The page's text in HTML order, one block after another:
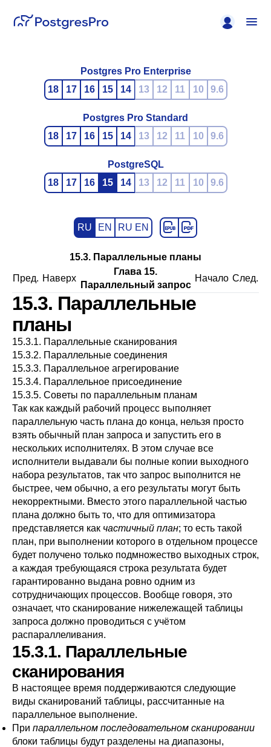
Postgres Pro Enterprise
18
17 16 15 14 13 12 11 10 9.6
Postgres Pro Standard
18
17 16 15 14 13 12 11 10 9.6
PostgreSQL
18
17 16 15 14 13 12 11 10 9.6
RU EN RU EN
15.3. Параллельные планы
Пред. Наверх
Глава 15.
Параллельный запрос
Начало След.
15.3. Параллельные
планы
15.3.1. Параллельные сканирования
15.3.2. Параллельные соединения
15.3.3. Параллельное агрегирование
15.3.4. Параллельное присоединение
15.3.5. Советы по параллельным планам
Так как каждый рабочий процесс выполняет
параллельную часть плана до конца, нельзя просто
взять обычный план запроса и запустить его в
нескольких исполнителях. В этом случае все
исполнители выдавали бы полные копии выходного
набора результатов, так что запрос выполнится не
быстрее, чем обычно, а его результаты могут быть
некорректными. Вместо этого параллельной частью
плана должно быть то, что для оптимизатора
представляется как частичный план; то есть такой
план, при выполнении которого в отдельном процессе
будет получено только подмножество выходных строк,
а каждая требующаяся строка результата будет
гарантированно выдана ровно одним из
сотрудничающих процессов. Вообще говоря, это
означает, что сканирование нижележащей таблицы
запроса должно проводиться с учётом
распараллеливания.
15.3.1. Параллельные
сканирования
В настоящее время поддерживаются следующие
виды сканирований таблицы, рассчитанные на
параллельное выполнение.
При параллельном последовательном сканировании
блоки таблицы будут разделены на диапазоны,